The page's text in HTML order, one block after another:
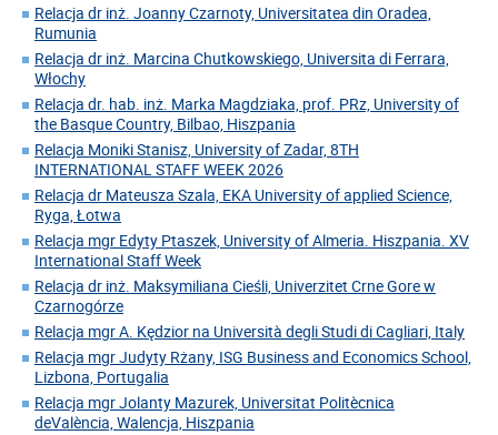
Relacja dr inż. Joanny Czarnoty, Universitatea din Oradea,
Rumunia
Relacja dr inż. Marcina Chutkowskiego, Universita di Ferrara,
Włochy
Relacja dr. hab. inż. Marka Magdziaka, prof. PRz, University of
the Basque Country, Bilbao, Hiszpania
Relacja Moniki Stanisz, University of Zadar, 8TH
INTERNATIONAL STAFF WEEK 2026
Relacja dr Mateusza Szala, EKA University of applied Science,
Ryga, Łotwa
Relacja mgr Edyty Ptaszek, University of Almeria. Hiszpania. XV
International Staff Week
Relacja dr inż. Maksymiliana Cieśli, Univerzitet Crne Gore w
Czarnogórze
Relacja mgr A. Kędzior na Università degli Studi di Cagliari, Italy
Relacja mgr Judyty Rżany, ISG Business and Economics School,
Lizbona, Portugalia
Relacja mgr Jolanty Mazurek, Universitat Politècnica
deValència, Walencja, Hiszpania